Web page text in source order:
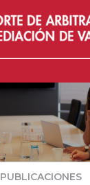
PUBLICACIONES